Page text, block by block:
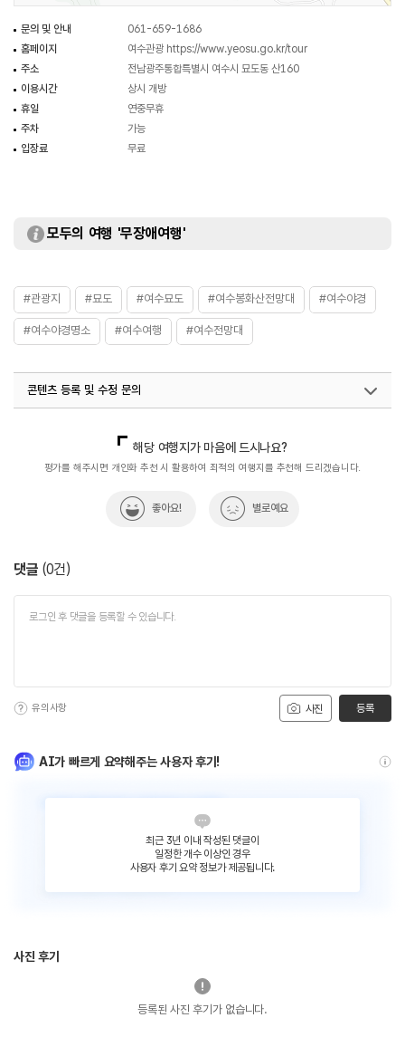
문의 및 안내
061-659-1686
홈페이지
여수관광 https://www.yeosu.go.kr/tour
주소
전남광주통합특별시 여수시 묘도동 산160
이용시간
상시 개방
휴일
연중무휴
주차
가능
입장료
무료
모두의 여행 '무장애여행'
#관광지 #묘도 #여수묘도 #여수봉화산전망대 #여수야경
#여수야경명소 #여수여행 #여수전망대
콘텐츠 등록 및 수정 문의
해당 여행지가 마음에 드시나요?
평가를 해주시면 개인화 추천 시 활용하여 최적의 여행지를 추천해 드리겠습니다.
좋아요! 별로예요
댓글 (0건)
사진
유의사항 등록
AI가 빠르게 요약해주는 사용자 후기!
최근 3년 이내 작성된 댓글이
일정한 개수 이상인 경우
사용자 후기 요약 정보가 제공됩니다.
사진 후기
등록된 사진 후기가 없습니다.